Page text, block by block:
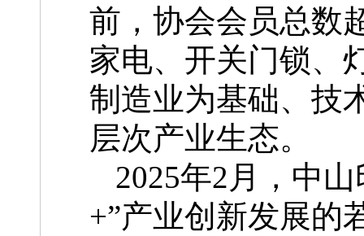
前，协会会员总数
家电、开关门锁、
制造业为基础、技
层次产业生态。
2025年2月，中
+”产业创新发展的